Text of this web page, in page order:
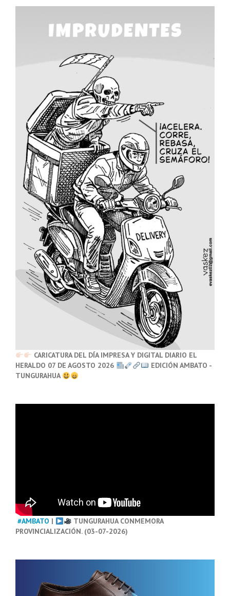
CARICATURA DEL DÍA IMPRESA Y DIGITAL DIARIO EL
HERALDO 07 DE AGOSTO 2026
EDICIÓN AMBATO -
TUNGURAHUA
#AMBATO |
TUNGURAHUA CONMEMORA
PROVINCIALIZACIÓN. (03-07-2026)